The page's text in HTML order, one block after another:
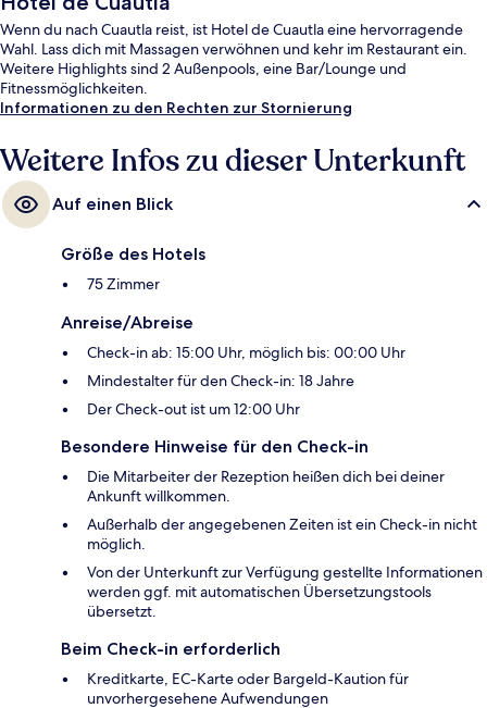
Wenn du nach Cuautla reist, ist Hotel de Cuautla eine hervorragende
Wahl. Lass dich mit Massagen verwöhnen und kehr im Restaurant ein.
Weitere Highlights sind 2 Außenpools, eine Bar/Lounge und
Fitnessmöglichkeiten.
Informationen zu den Rechten zur Stornierung
Weitere Infos zu dieser Unterkunft
Auf einen Blick
Größe des Hotels
75 Zimmer
Anreise/Abreise
Check-in ab: 15:00 Uhr, möglich bis: 00:00 Uhr
Mindestalter für den Check-in: 18 Jahre
Der Check-out ist um 12:00 Uhr
Besondere Hinweise für den Check-in
Die Mitarbeiter der Rezeption heißen dich bei deiner
Ankunft willkommen.
Außerhalb der angegebenen Zeiten ist ein Check-in nicht
möglich.
Von der Unterkunft zur Verfügung gestellte Informationen
werden ggf. mit automatischen Übersetzungstools
übersetzt.
Beim Check-in erforderlich
Kreditkarte, EC-Karte oder Bargeld-Kaution für
unvorhergesehene Aufwendungen